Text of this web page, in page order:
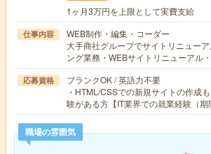
1ヶ月3万円を上限として実費支給
仕事内容
WEB制作・編集・コーダー
大手商社グループでサイトリニュー
ング業務・WEBサイトリニューアル
応募資格
ブランクOK / 英語力不要
・HTML/CSSでの新規サイトの作成
験がある方【IT業界での就業経験（
職場の雰囲気